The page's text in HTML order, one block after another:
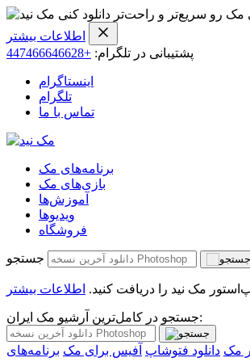
مک رو سریع‌تر و راحت‌تر دانلود کنی
اطلاعات بیشتر
پشتیبانی در تلگرام: +447466646628
اینستاگرام
تلگرام
تماس با ما
برنامه‌های مک
بازی‌های مک
آموزش‌ها
ویدیو‌ها
فروشگاه
جستجو
اطلاعات بیشتر
جستجو در کامل‌ترین آرشیو مک ایران:
مک دانلود فتوشاپ آفیس برای مک